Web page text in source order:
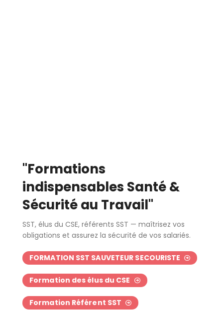
"Formations
indispensables Santé &
Sécurité au Travail"
SST, élus du CSE, référents SST — maîtrisez vos
obligations et assurez la sécurité de vos salariés.
FORMATION SST SAUVETEUR SECOURISTE
Formation des élus du CSE
Formation Référent SST